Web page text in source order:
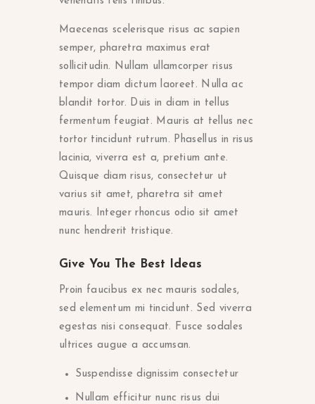
Maecenas scelerisque risus ac sapien
semper, pharetra maximus erat
sollicitudin. Nullam ullamcorper risus
tempor diam dictum laoreet. Nulla ac
blandit tortor. Duis in diam in tellus
fermentum feugiat. Mauris at tellus nec
tortor tincidunt rutrum. Phasellus in risus
lacinia, viverra est a, pretium ante.
Quisque diam risus, consectetur ut
varius sit amet, pharetra sit amet
mauris. Integer rhoncus odio sit amet
nunc hendrerit tristique.
Give You The Best Ideas
Proin faucibus ex nec mauris sodales,
sed elementum mi tincidunt. Sed viverra
egestas nisi consequat. Fusce sodales
ultrices augue a accumsan.
Suspendisse dignissim consectetur
Nullam efficitur nunc risus dui